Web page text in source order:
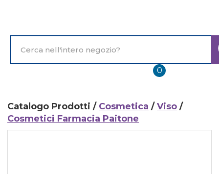
principale
Prodotto
0prodotti
inseriti
Catalogo Prodotti / Cosmetica /Viso /
Cosmetici Farmacia Paitone